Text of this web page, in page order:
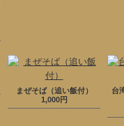
まぜそば（追い飯付）
1,000円
台